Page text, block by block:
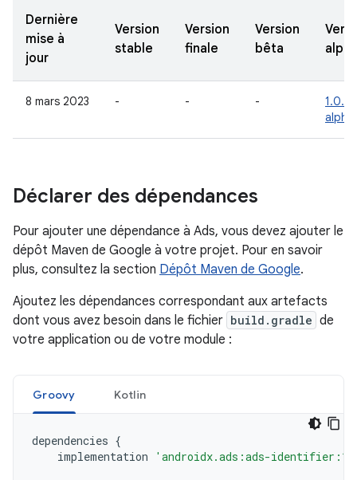
Dernière
mise à
jour
Version
stable
Version
finale
Version
bêta
alpha
8 mars 2023 - - -
1.0.0-
Déclarer des dépendances
Pour ajouter une dépendance à Ads, vous devez ajouter le
dépôt Maven de Google à votre projet. Pour en savoir
plus, consultez la section Dépôt Maven de Google.
Ajoutez les dépendances correspondant aux artefacts
dont vous avez besoin dans le fichier build.gradle de
votre application ou de votre module :
Groovy Kotlin
dependencies {
implementation
'androidx.ads:ads-